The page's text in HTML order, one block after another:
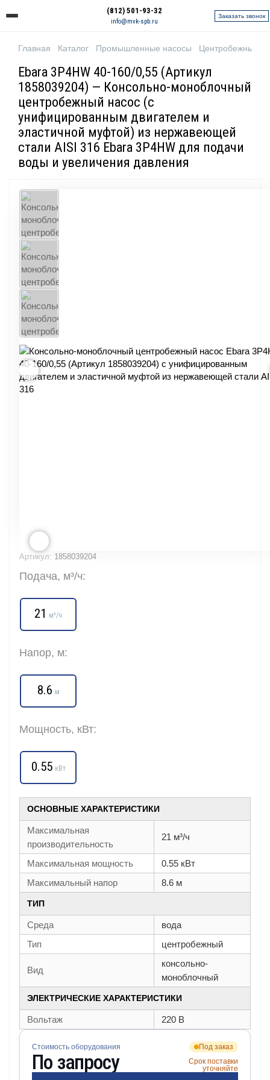
(812) 501-93-32
info@mvk-spb.ru
Заказать звонок
Главная Каталог Промышленные насосы Центробежные
Ebara 3P4HW 40-160/0,55 (Артикул
1858039204) — Консольно-моноблочный
центробежный насос (с
унифицированным двигателем и
эластичной муфтой) из нержавеющей
стали AISI 316 Ebara 3P4HW для подачи
воды и увеличения давления
Артикул: 1858039204
Подача, м³/ч:
21 м³/ч
Напор, м:
8.6 м
Мощность, кВт:
0.55 кВт
ОСНОВНЫЕ ХАРАКТЕРИСТИКИ
Максимальная
производительность
21 м³/ч
Максимальная мощность
0.55 кВт
Максимальный напор
8.6 м
ТИП
Среда
вода
Тип
центробежный
Вид
консольно-
моноблочный
ЭЛЕКТРИЧЕСКИЕ ХАРАКТЕРИСТИКИ
Вольтаж 220 В
Стоимость оборудования
По запросу
Под заказ
Срок поставки
уточняйте